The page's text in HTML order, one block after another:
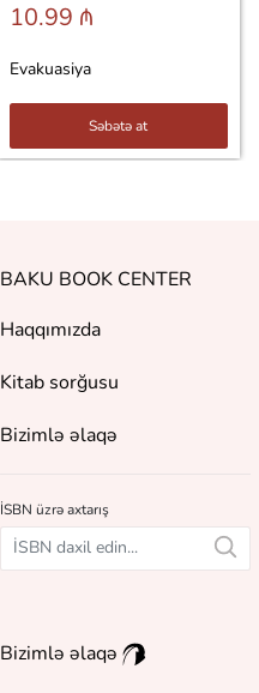
10.99 ₼
Evakuasiya
Səbətə at
BAKU BOOK CENTER
Haqqımızda
Kitab sorğusu
Bizimlə əlaqə
İSBN üzrə axtarış
Bizimlə əlaqə